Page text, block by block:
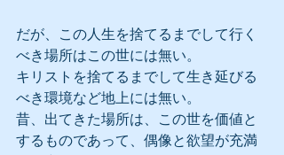
だが、この人生を捨てるまでして行く
べき場所はこの世には無い。
キリストを捨てるまでして生き延びる
べき環境など地上には無い。
昔、出てきた場所は、この世を価値と
するものであって、偶像と欲望が充満